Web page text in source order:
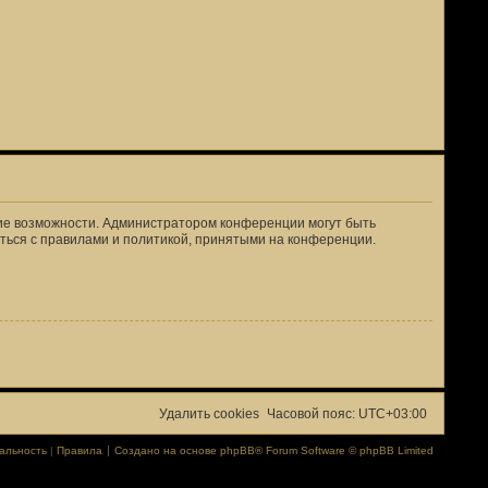
возможности. Администратором конференции могут быть
с правилами и политикой, принятыми на конференции.
Часовой пояс: UTC+03:00
Удалить cookies
Создано на основе phpBB® Forum Software © phpBB Limited
| Правила